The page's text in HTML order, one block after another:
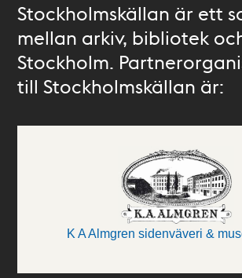
Stockholmskällan är ett
mellan arkiv, bibliotek
Stockholm.
till Stockholmskällan är:
K A Almgren sidenväveri &